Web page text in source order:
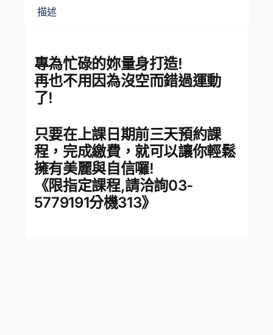
描述
專為忙碌的妳量身打造!
再也不用因為沒空而錯過運動
了!
只要在上課日期前三天預約課
程，完成繳費，就可以讓你輕鬆
擁有美麗與自信囉!
《限指定課程,請洽詢03-
5779191分機313》